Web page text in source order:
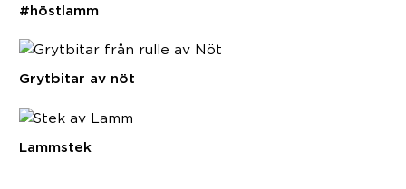
#höstlamm
Grytbitar av nöt
Lammstek